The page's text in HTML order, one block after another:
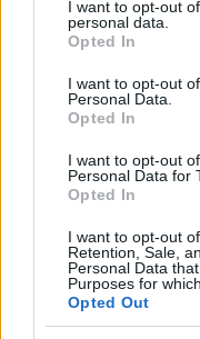
not limited to your visit
grant or deny consent
use your data for
consent section.
I want to opt-out
personal data.
Opted In
I want to opt-out
Personal Data.
Opted In
I want to opt-out
Personal Data for
Opted In
I want to opt-out
Retention, Sale,
Personal Data
Purposes for
Opted Out